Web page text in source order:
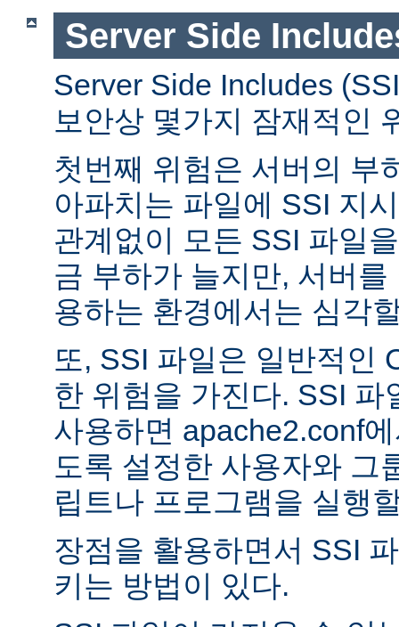
Server Side
Server Side Includes
보안상 몇가지 잠재적인
첫번째 위험은 서버의 부
아파치는 파일에 SSI 지
관계없이 모든 SSI 파일
금 부하가 늘지만, 서버
용하는 환경에서는 심각
또, SSI 파일은 일반적인
한 위험을 가진다. SSI 파
사용하면 apache2.conf
도록 설정한 사용자와 그
립트나 프로그램을 실행
장점을 활용하면서 SSI
키는 방법이 있다.